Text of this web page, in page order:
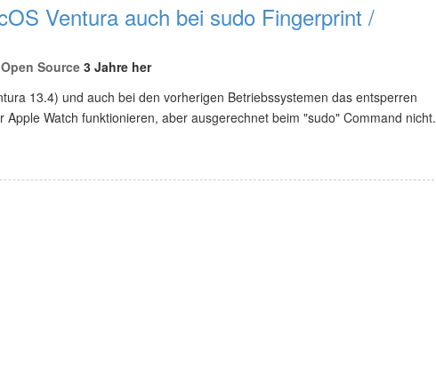
Ventura auch bei sudo Fingerprint /
Open Source 3 Jahre her
13.4) und auch bei den vorherigen Betriebssystemen das entsperren
Watch funktionieren, aber ausgerechnet beim "sudo" Command nicht.